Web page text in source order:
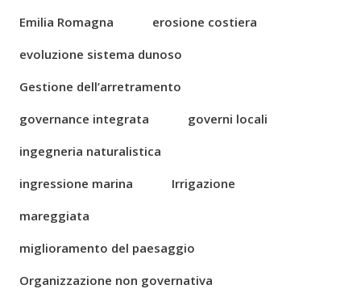
Emilia Romagna
erosione costiera
evoluzione sistema dunoso
Gestione dell’arretramento
governance integrata
governi locali
ingegneria naturalistica
ingressione marina
Irrigazione
mareggiata
miglioramento del paesaggio
Organizzazione non governativa